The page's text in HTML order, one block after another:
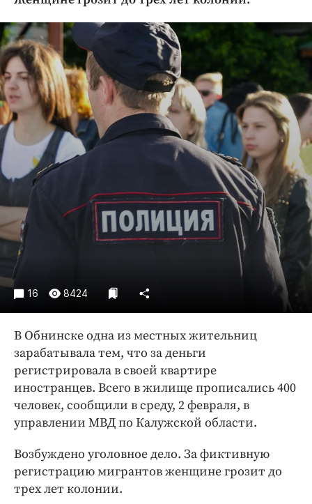
Криминал
Культура
Недвижимость и ЖКХ
Образование
Общество
Погода
Праздники
Происшествия
Спорт
Экономика и бизнес
ПРОЕКТЫ
Медиаперсона
Интересное чтиво
Клиника года
Бренд года
Работодатель года
16 8424
В Обнинске одна из местных жительниц
зарабатывала тем, что за деньги
регистрировала в своей квартире
иностранцев. Всего в жилище прописались 400
человек, сообщили в среду, 2 февраля, в
управлении МВД по Калужской области.
Возбуждено уголовное дело. За фиктивную
регистрацию мигрантов женщине грозит до
трех лет колонии.